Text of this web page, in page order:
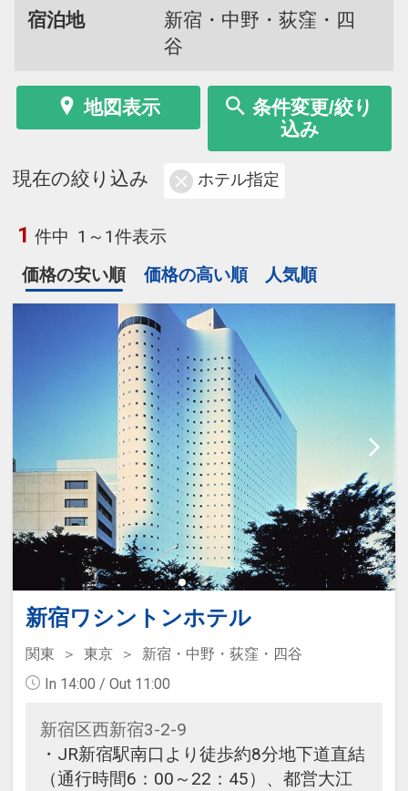
宿泊地
新宿・中野・荻窪・四
谷
地図表示
条件変更/絞り
込み
現在の絞り込み ホテル指定
1 件中 1～1件表示
価格の安い順
価格の高い順 人気順
新宿ワシントンホテル
関東 東京
新宿・中野・荻窪・四谷
In 14:00 / Out 11:00
新宿区西新宿3-2-9
・JR新宿駅南口より徒歩約8分地下道直結
（通行時間6：00～22：45）、都営大江